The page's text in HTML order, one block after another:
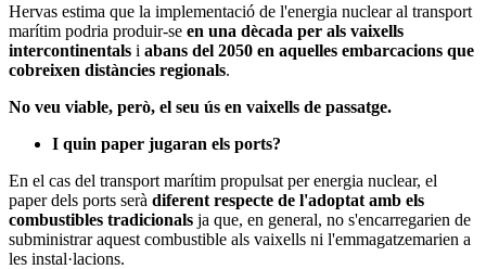
Hervas estima que la implementació de l'energia nuclear al transport
marítim podria produir-se en una dècada per als vaixells
intercontinentals i abans del 2050 en aquelles embarcacions que
cobreixen distàncies regionals.
No veu viable, però, el seu ús en vaixells de passatge.
I quin paper jugaran els ports?
En el cas del transport marítim propulsat per energia nuclear, el
paper dels ports serà diferent respecte de l'adoptat amb els
combustibles tradicionals ja que, en general, no s'encarregarien de
subministrar aquest combustible als vaixells ni l'emmagatzemarien a
les instal·lacions.